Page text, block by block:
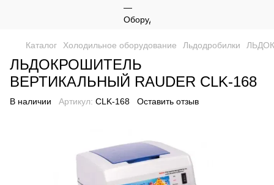
Каталог Холодильное оборудование Льдодробилки
ЛЬДОКРОШИТЕЛЬ
ВЕРТИКАЛЬНЫЙ RAUDER CLK-168
В наличии Артикул: CLK-168 Оставить отзыв